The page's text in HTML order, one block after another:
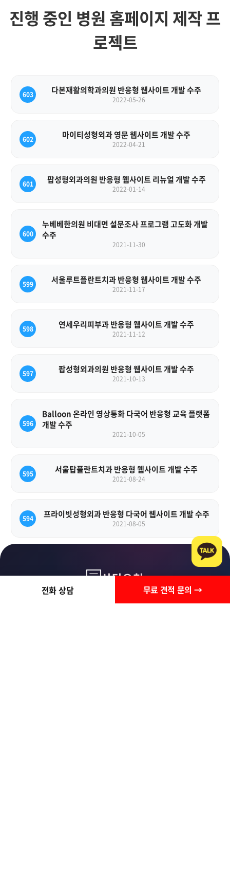
진행 중인 병원 홈페이지 제작 프
로젝트
603 다본재활의학과의원 반응형 웹사이트 개발 수주
2022-05-26
602 마이티성형외과 영문 웹사이트 개발 수주
2022-04-21
601 팝성형외과의원 반응형 웹사이트 리뉴얼 개발 수주
2022-01-14
600
누베베한의원 비대면 설문조사 프로그램 고도화 개발
수주
2021-11-30
599 서울루트플란트치과 반응형 웹사이트 개발 수주
2021-11-17
598 연세우리피부과 반응형 웹사이트 개발 수주
2021-11-12
597 팝성형외과의원 반응형 웹사이트 개발 수주
2021-10-13
596
Balloon 온라인 영상통화 다국어 반응형 교육 플랫폼
개발 수주
2021-10-05
595 서울탑플란트치과 반응형 웹사이트 개발 수주
2021-08-24
594 프라이빗성형외과 반응형 다국어 웹사이트 개발 수주
2021-08-05
상담요청
전화 상담 무료 견적 문의 →